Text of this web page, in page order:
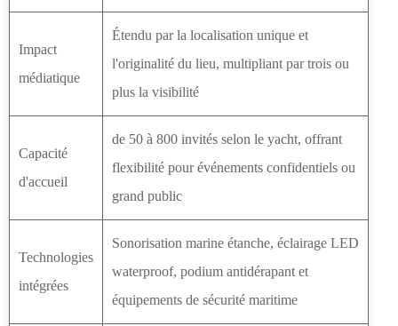
Impact
médiatique
Étendu par la localisation unique et
l'originalité du lieu, multipliant par trois ou
plus la visibilité
Capacité
d'accueil
de 50 à 800 invités selon le yacht, offrant
flexibilité pour événements confidentiels ou
grand public
Technologies
intégrées
Sonorisation marine étanche, éclairage LED
waterproof, podium antidérapant et
équipements de sécurité maritime